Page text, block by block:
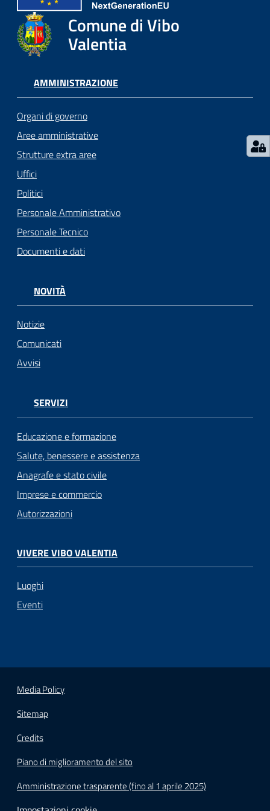
argomenti... Comune di Vibo
Valentia
AMMINISTRAZIONE
Organi di governo
Aree amministrative
Strutture extra aree
Uffici
Politici
Personale Amministrativo
Personale Tecnico
Documenti e dati
NOVITÀ
Notizie
Comunicati
Avvisi
SERVIZI
Educazione e formazione
Salute, benessere e assistenza
Anagrafe e stato civile
Imprese e commercio
Autorizzazioni
VIVERE VIBO VALENTIA
Luoghi
Eventi
Media Policy
Sitemap
Credits
Piano di miglioramento del sito
Amministrazione trasparente (fino al 1 aprile 2025)